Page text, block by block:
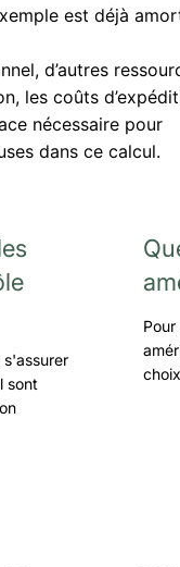
est déjà
d’autres
les coûts
nécessaire pour
dans ce calcul.
s'assurer
sont